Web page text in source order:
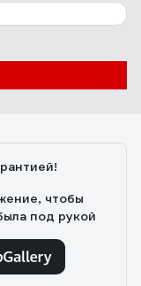
чтобы
под рукой